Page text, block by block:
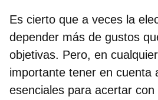
Es cierto que a veces la
depender más de gustos
objetivas. Pero, en
importante tener en cuenta
esenciales para acertar con